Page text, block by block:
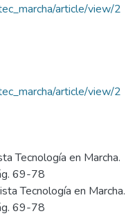
article/view/2
article/view/2
Tecnología en Marcha.
69-78
Tecnología en Marcha.
69-78